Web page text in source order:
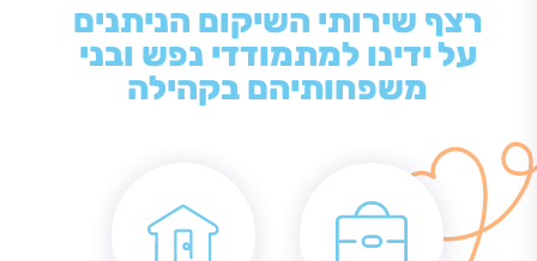
רצף שירותי השיקום הניתנים
על ידינו למתמודדי נפש ובני
משפחותיהם בקהילה